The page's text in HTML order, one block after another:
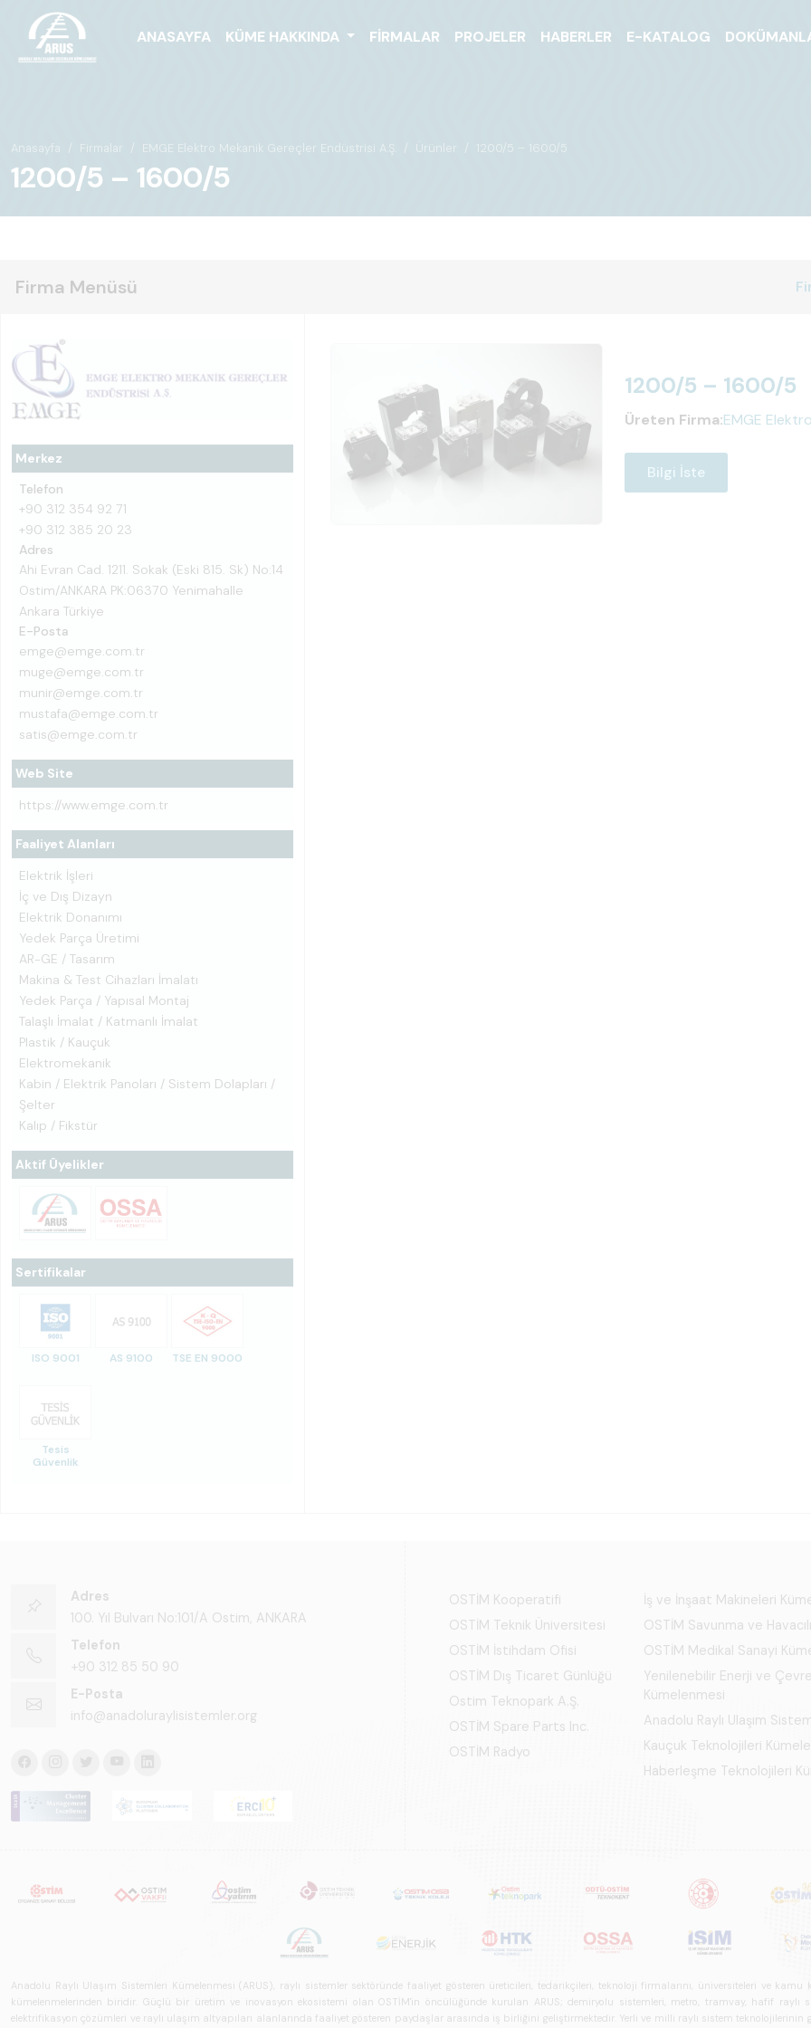
ANASAYFA KÜME HAKKINDA FIRMALAR PROJELER HABERLER E-KATALOG
Anasayfa Firmalar EMGE Elektro Mekanik Gereçler Endüstrisi A.Ş. Ürünler 1200/5 – 1600/5
1200/5 – 1600/5
Firma Menüsü
Merkez
Telefon
+90 312 354 92 71
+90 312 385 20 23
Adres
Ahi Evran Cad. 1211. Sokak (Eski 815. Sk) No:14
Ostim/ANKARA PK:06370 Yenimahalle
Ankara Türkiye
E-Posta
emge@emge.com.tr
muge@emge.com.tr
munir@emge.com.tr
mustafa@emge.com.tr
satis@emge.com.tr
Web Site
https://www.emge.com.tr
Faaliyet Alanları
Elektrik İşleri
İç ve Dış Dizayn
Elektrik Donanımı
Yedek Parça Üretimi
AR-GE / Tasarım
Makina & Test Cihazları İmalatı
Yedek Parça / Yapısal Montaj
Talaşlı İmalat / Katmanlı İmalat
Plastik / Kauçuk
Elektromekanik
Kabin / Elektrik Panoları / Sistem Dolapları /
Şelter
Kalıp / Fikstür
Aktif Üyelikler
Sertifikalar
ISO 9001 AS 9100 TSE EN 9000
Tesis
Güvenlik
1200/5 – 1600/5
Üreten Firma:EMGE
Bilgi İste
Adres
100. Yıl Bulvarı No:101/A Ostim, ANKARA
Telefon
+90 312 85 50 90
E-Posta
info@anadoluraylisistemler.org
OSTİM Kooperatifi
OSTİM Teknik Üniversitesi
OSTİM İstihdam Ofisi
OSTİM Dış Ticaret Günlüğü
Ostim Teknopark A.Ş.
OSTİM Spare Parts Inc.
OSTİM Radyo
İş ve İnşaat Makineleri
OSTİM Savunma ve
OSTİM Medikal Sanayi
Yenilenebilir Enerji ve
Kümelenmesi
Anadolu Raylı Ulaşım
Kauçuk Teknolojileri
Haberleşme Teknolojileri
Anadolu Raylı Ulaşım Sistemleri Kümelenmesi (ARUS), raylı sistemler sektöründe faaliyet gösteren üreticileri, tedarikçileri, teknoloji firmalarını, üniversiteleri ve
kümelenmelerinden biridir. Güçlü bir üretim ve inovasyon ekosistemi olan OSTİM'in öncülüğünde kurulan ARUS; demiryolu sistemleri, metro, tramvay, hafif raylı
elektrifikasyon çözümleri ve raylı ulaşım altyapıları alanlarında faaliyet gösteren paydaşlar arasında iş birliğini geliştirmektedir. Yerli ve milli raylı sistem